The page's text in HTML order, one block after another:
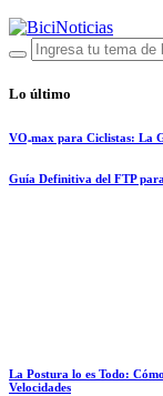
Lo último
VO₂max para Ciclistas: La
Guía Definitiva del FTP
La Postura lo es Todo:
Velocidades